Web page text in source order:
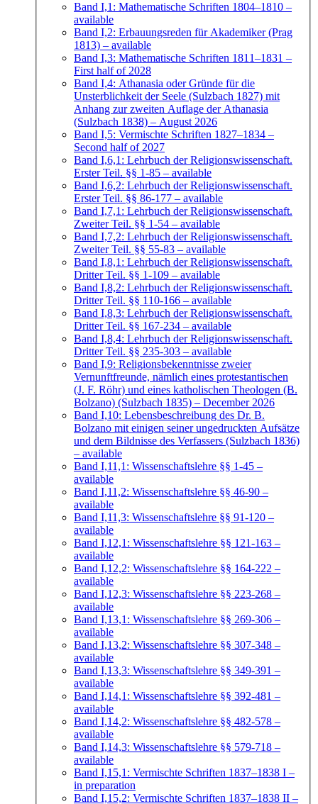
Band I,1: Mathematische Schriften 1804–1810 –
available
Band I,2: Erbauungsreden für Akademiker (Prag
1813) – available
Band I,3: Mathematische Schriften 1811–1831 –
First half of 2028
Band I,4: Athanasia oder Gründe für die
Unsterblichkeit der Seele (Sulzbach 1827) mit
Anhang zur zweiten Auflage der Athanasia
(Sulzbach 1838) – August 2026
Band I,5: Vermischte Schriften 1827–1834 –
Second half of 2027
Band I,6,1: Lehrbuch der Religionswissenschaft.
Erster Teil. §§ 1-85 – available
Band I,6,2: Lehrbuch der Religionswissenschaft.
Erster Teil. §§ 86-177 – available
Band I,7,1: Lehrbuch der Religionswissenschaft.
Zweiter Teil. §§ 1-54 – available
Band I,7,2: Lehrbuch der Religionswissenschaft.
Zweiter Teil. §§ 55-83 – available
Band I,8,1: Lehrbuch der Religionswissenschaft.
Dritter Teil. §§ 1-109 – available
Band I,8,2: Lehrbuch der Religionswissenschaft.
Dritter Teil. §§ 110-166 – available
Band I,8,3: Lehrbuch der Religionswissenschaft.
Dritter Teil. §§ 167-234 – available
Band I,8,4: Lehrbuch der Religionswissenschaft.
Dritter Teil. §§ 235-303 – available
Band I,9: Religionsbekenntnisse zweier
Vernunftfreunde, nämlich eines protestantischen
(J. F. Röhr) und eines katholischen Theologen (B.
Bolzano) (Sulzbach 1835) – December 2026
Band I,10: Lebensbeschreibung des Dr. B.
Bolzano mit einigen seiner ungedruckten Aufsätze
und dem Bildnisse des Verfassers (Sulzbach 1836)
– available
Band I,11,1: Wissenschaftslehre §§ 1-45 –
available
Band I,11,2: Wissenschaftslehre §§ 46-90 –
available
Band I,11,3: Wissenschaftslehre §§ 91-120 –
available
Band I,12,1: Wissenschaftslehre §§ 121-163 –
available
Band I,12,2: Wissenschaftslehre §§ 164-222 –
available
Band I,12,3: Wissenschaftslehre §§ 223-268 –
available
Band I,13,1: Wissenschaftslehre §§ 269-306 –
available
Band I,13,2: Wissenschaftslehre §§ 307-348 –
available
Band I,13,3: Wissenschaftslehre §§ 349-391 –
available
Band I,14,1: Wissenschaftslehre §§ 392-481 –
available
Band I,14,2: Wissenschaftslehre §§ 482-578 –
available
Band I,14,3: Wissenschaftslehre §§ 579-718 –
available
Band I,15,1: Vermischte Schriften 1837–1838 I –
in preparation
Band I,15,2: Vermischte Schriften 1837–1838 II –